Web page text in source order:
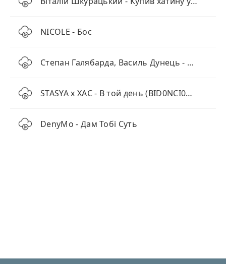
NICOLE - Бос
Степан Галябарда, Василь Дунець - Романс для Степана Бандери
STASYA x XAC - В той день (BID0NCI0N REMIX)
DenyMo - Дам Тобі Суть